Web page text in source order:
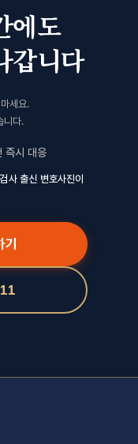
에도
갑니다
세요.
니다.
즉시 대응
사 출신 변호사진이